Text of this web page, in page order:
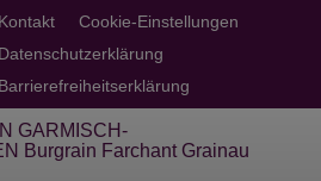
Kontakt
Cookie-Einstellungen
Datenschutzerklärung
Barrierefreiheitserklärung
GARMISCH-
Burgrain Farchant Grainau